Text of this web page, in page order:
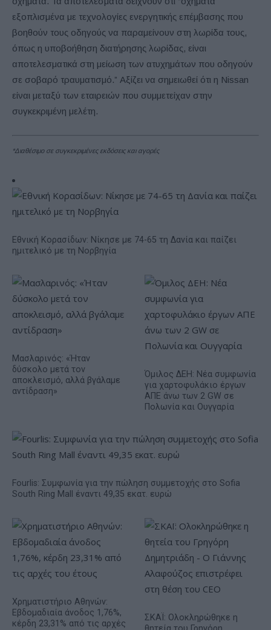
εξοπλισμένα με τεχνολογίες ενεργητικής επέμβασης που
βοηθούν τους οδηγούς να παραμείνουν στη λωρίδα τους,
όπως η υποβοήθηση διατήρησης λωρίδας, είναι
αποτελεσματικά στη μείωση των ατυχημάτων που οδηγούν
σε σοβαρό τραυματισμό.” Αξίζει να σημειωθεί ότι η Nissan
είναι μεταξύ των εταιρειών που συμμετείχαν στην
συγκεκριμένη μελέτη.
*Διαθέσιμο σε συγκεκριμένες εκδόσεις και αγορές
Εθνική Κορασίδων: Νίκησε με 74-65 τη Δανία και παίζει
ημιτελικό με τη Νορβηγία
Μασλαρινός: «Ήταν
δύσκολο μετά τον
αποκλεισμό, αλλά βγάλαμε
αντίδραση»
Όμιλος ΔΕΗ: Νέα συμφωνία
για χαρτοφυλάκιο έργων
ΑΠΕ άνω των 2 GW σε
Πολωνία και Ουγγαρία
Fourlis: Συμφωνία για την πώληση συμμετοχής στο Sofia
South Ring Mall έναντι 49,35 εκατ. ευρώ
Χρηματιστήριο Αθηνών:
Εβδομαδιαία άνοδος 1,76%,
κέρδη 23,31% από τις αρχές
ΣΚΑΪ: Ολοκληρώθηκε η